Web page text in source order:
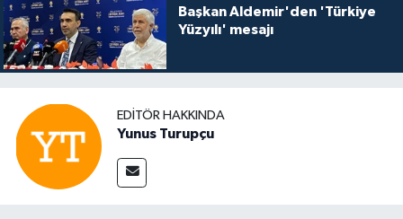
Başkan Aldemir'den 'Türkiye
Yüzyılı' mesajı
EDITÖR HAKKINDA
Yunus Turupçu